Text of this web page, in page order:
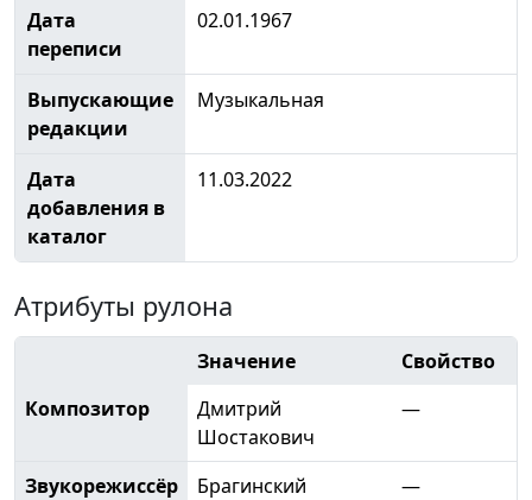
Дата
переписи
02.01.1967
Выпускающие
редакции
Музыкальная
Дата
добавления в
каталог
11.03.2022
Атрибуты рулона
Значение
Свойство
Композитор
Дмитрий
Шостакович
—
Звукорежиссёр Брагинский
—